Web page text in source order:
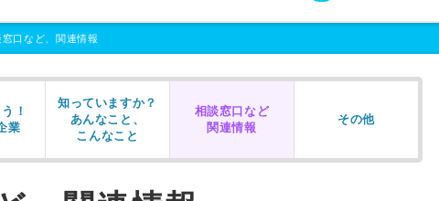
窓口など、関連情報
！
業
知っていますか？
あんなこと、
こんなこと
相談窓口など
関連情報
その他